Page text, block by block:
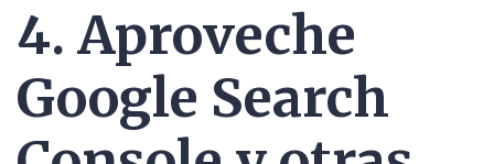
4. Aproveche
Google Search